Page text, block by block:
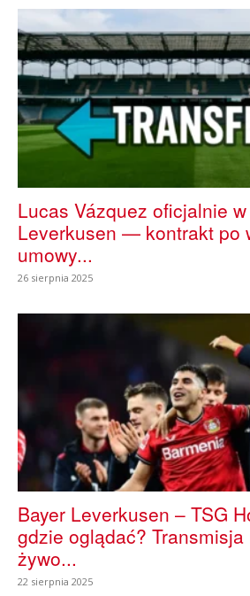
mecze,
skład)
Lucas Vázquez oficjalnie
Leverkusen — kontrakt po
umowy...
26 sierpnia 2025
Bayer Leverkusen – TSG
gdzie oglądać?
żywo...
22 sierpnia 2025